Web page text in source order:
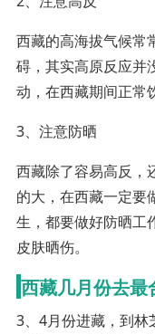
西藏的高海拔气候常
碍，其实高原反应并
动，在西藏期间正常
3、注意防晒
西藏除了容易高反，
的大，在西藏一定要
生，都要做好防晒工
皮肤晒伤。
西藏几月份去最
3、4月份进藏，到林